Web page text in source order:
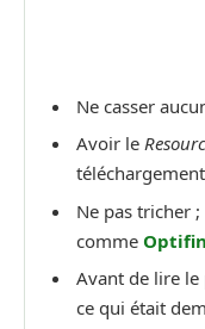
Ne casser
Avoir le
Ne pas tricher
comme
Avant de lire
ce qui était